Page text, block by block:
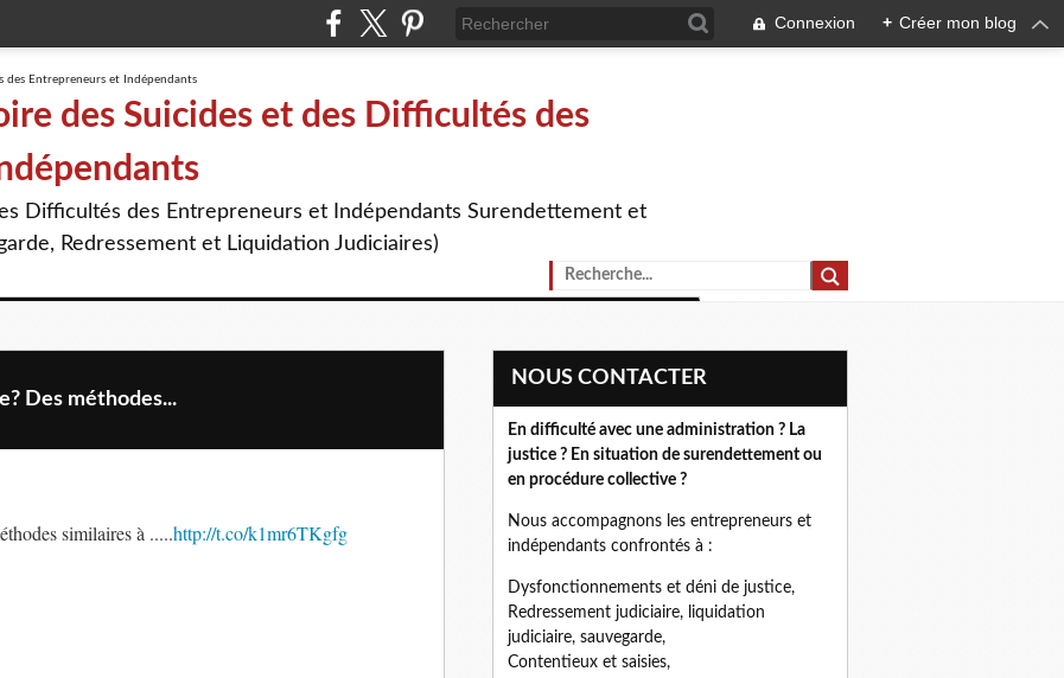
Connexion + Créer mon blog
des Suicides et des Difficultés des
Difficultés des Entrepreneurs et Indépendants Surendettement et
Redressement et Liquidation Judiciaires)
Des méthodes...
similaires à .....http://t.co/k1mr6TKgfg
NOUS CONTACTER
En difficulté avec une administration ? La
justice ? En situation de surendettement ou
en procédure collective ?
Nous accompagnons les entrepreneurs et
indépendants confrontés à :
Dysfonctionnements et déni de justice,
Redressement judiciaire, liquidation
judiciaire, sauvegarde,
Contentieux et saisies,